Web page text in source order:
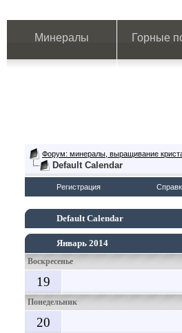
Минералы Горные
Форум: минералы, выращивание
Default Calendar
Регистрация
Default Calendar
Январь 2014
Воскресенье
19
Понедельник
20